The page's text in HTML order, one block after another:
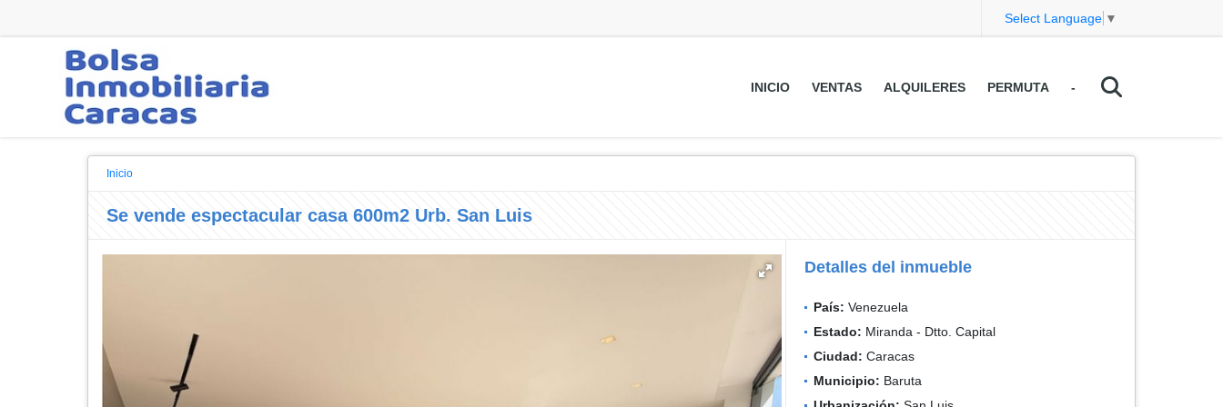
Select Language ▼
INICIO VENTAS ALQUILERES PERMUTA -
Inicio
Se vende espectacular casa 600m2 Urb. San Luis
Detalles del inmueble
País: Venezuela
Estado: Miranda - Dtto. Capital
Ciudad: Caracas
Municipio: Baruta